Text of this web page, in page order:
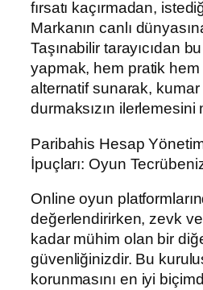
fırsatı kaçırmadan,
Markanın canlı
Taşınabilir tarayıcıdan
yapmak, hem pratik
alternatif sunarak,
durmaksızın ilerlemesini
Paribahis Hesap
İpuçları: Oyun
Online oyun
değerlendirirken, zevk ve
kadar mühim olan bir
güvenliğinizdir. Bu
korunmasını en iyi